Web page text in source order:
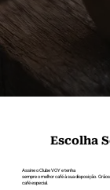
Escolha
Assine o Clube VOY e tenha
sempre o melhor café à sua disposição.
café especial.